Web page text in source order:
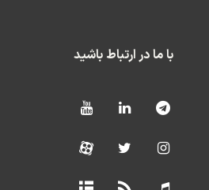
با ما در ارتباط باشید